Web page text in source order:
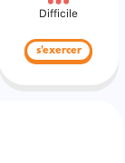
Difficile
s'exercer